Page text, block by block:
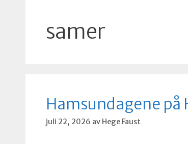
samer
Hamsundagene
juli 22, 2026 av Hege Faust